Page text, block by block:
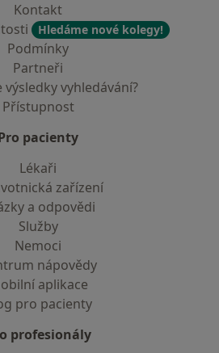
Kontakt
Hledáme nové kolegy!
Podmínky
Partneři
výsledky vyhledávání?
Přístupnost
pacienty
Lékaři
zařízení
a odpovědi
Služby
Nemoci
nápovědy
aplikace
pro pacienty
profesionály